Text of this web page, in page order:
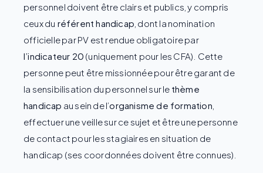
personnel doivent être clairs et publics, y compris
ceux du référent handicap , dont la nomination
officielle par PV est rendue obligatoire par
l’indicateur 20 (uniquement pour les CFA). Cette
personne peut être missionnée pour être garant de
la sensibilisation du personnel sur le thème
handicap au sein de l’organisme de formation
effectuer une veille sur ce sujet et être une personne
de contact pour les stagiaires en situation de
handicap (ses coordonnées doivent être connues).